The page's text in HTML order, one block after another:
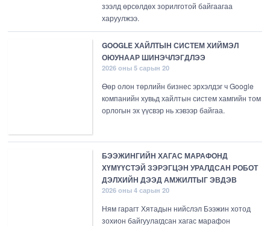
зээлд өрсөлдөх зорилготой байгаагаа
харуулжээ.
GOOGLE ХАЙЛТЫН СИСТЕМ ХИЙМЭЛ
ОЮУНААР ШИНЭЧЛЭГДЛЭЭ
2026 оны 5 сарын 20
Өөр олон төрлийн бизнес эрхэлдэг ч Google
компанийн хувьд хайлтын систем хамгийн том
орлогын эх үүсвэр нь хэвээр байгаа.
БЭЭЖИНГИЙН ХАГАС МАРАФОНД
ХҮМҮҮСТЭЙ ЗЭРЭГЦЭН УРАЛДСАН РОБОТ
ДЭЛХИЙН ДЭЭД АМЖИЛТЫГ ЭВДЭВ
2026 оны 4 сарын 20
Ням гарагт Хятадын нийслэл Бээжин хотод
зохион байгуулагдсан хагас марафон